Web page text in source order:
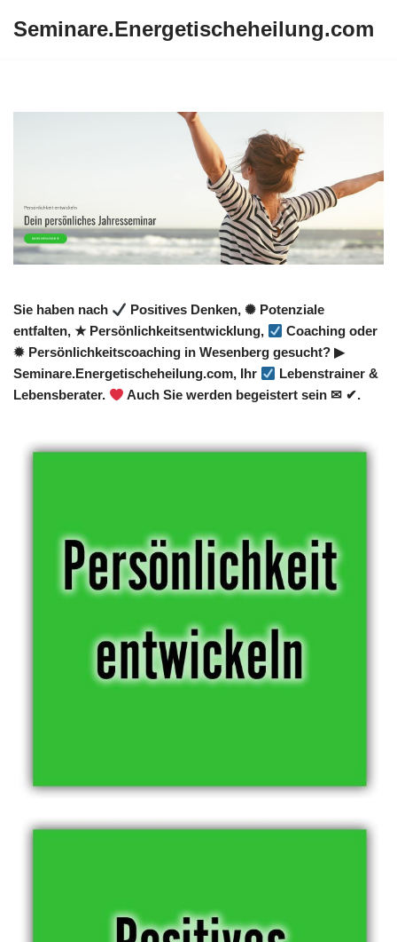
Seminare.Energetischeheilung.com
Sie haben nach
Positives Denken, ✺ Potenziale
entfalten, ★ Persönlichkeitsentwicklung,
Coaching oder
✹ Persönlichkeitscoaching in Wesenberg gesucht? ▶︎
Seminare.Energetischeheilung.com, Ihr
Lebenstrainer &
Lebensberater.
Auch Sie werden begeistert sein ✉ ✔.